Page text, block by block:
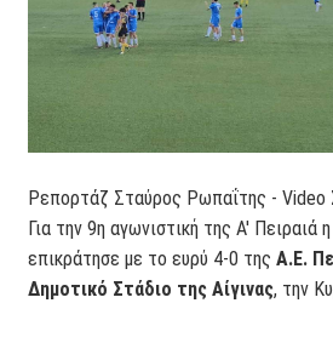
Ρεπορτάζ Σταύρος Ρωπαΐτης -
Για την 9η αγωνιστική της Α' Πειραιά
επικράτησε με το ευρύ 4-0 τηςΑ.Ε.
Δημοτικό Στάδιο της Αίγινας, την